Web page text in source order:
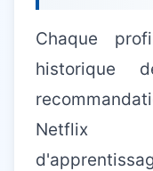
Chaque
historique
Netflix